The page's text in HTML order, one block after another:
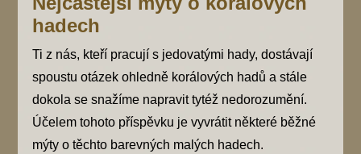
hadech
Ti z nás, kteří pracují s jedovatými hady, dostávají
spoustu otázek ohledně korálových hadů a stále
dokola se snažíme napravit tytéž nedorozumění.
Účelem tohoto příspěvku je vyvrátit některé běžné
mýty o těchto barevných malých hadech.